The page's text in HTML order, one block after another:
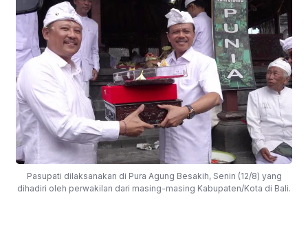
Pasupati dilaksanakan di Pura Agung Besakih, Senin (12/8) yang
dihadiri oleh perwakilan dari masing-masing Kabupaten/Kota di Bali.